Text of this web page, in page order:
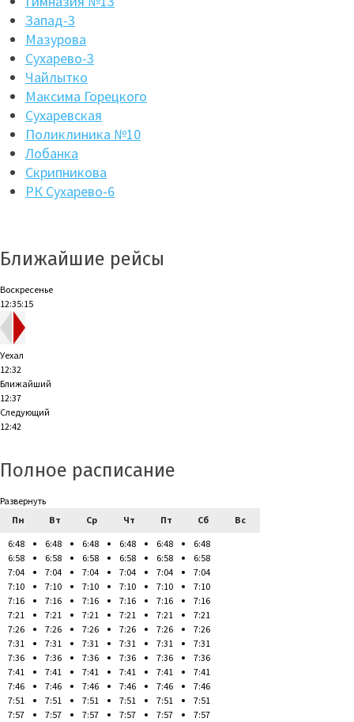
Запад-3
Мазурова
Сухарево-3
Чайлытко
Максима Горецкого
Сухаревская
Поликлиника №10
Лобанка
Скрипникова
РК Сухарево-6
Ближайшие рейсы
Воскресенье
12:35:15
Уехал
12:32
Ближайший
12:37
Следующий
12:42
Полное расписание
Развернуть
Пн
Вт Ср Чт Пт Сб
Вс
6:48
6:58
7:04
7:10
7:16
7:21
7:26
7:31
7:36
7:41
7:46
7:51
7:57
6:48
6:58
7:04
7:10
7:16
7:21
7:26
7:31
7:36
7:41
7:46
7:51
7:57
6:48
6:58
7:04
7:10
7:16
7:21
7:26
7:31
7:36
7:41
7:46
7:51
7:57
6:48
6:58
7:04
7:10
7:16
7:21
7:26
7:31
7:36
7:41
7:46
7:51
7:57
6:48
6:58
7:04
7:10
7:16
7:21
7:26
7:31
7:36
7:41
7:46
7:51
7:57
6:48
6:58
7:04
7:10
7:16
7:21
7:26
7:31
7:36
7:41
7:46
7:51
7:57